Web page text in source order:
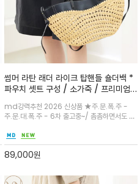
썸머 라탄 래더 라이크 탑핸들 숄더백 *
파우치 셋트 구성 / 소가죽 / 프리미엄
라탄 / 내추럴한 라탄 짜임과 블랙 레더
라이크 배색이 조화롭게 어우러진 탑핸
들 숄더백
md강력추천 2026 신상품 ★주.문.폭.주 -
주.문.대.폭.주 - 6차 출고중~/ 촘촘하면서도 입
만들며 부드러운 곡선의 바스켓 실루엣에 넉넉한
수납감이 느껴지고 탑핸들과 숄더 스트랩으로 다
양한 연출이
89,000원